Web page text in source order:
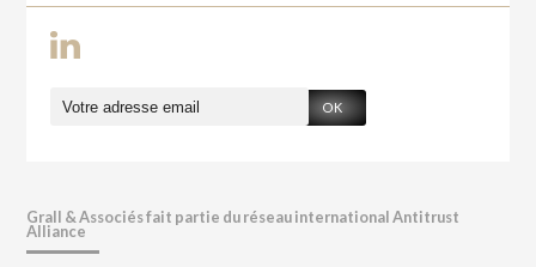
OK
Grall & Associés fait partie du réseau international Antitrust
Alliance